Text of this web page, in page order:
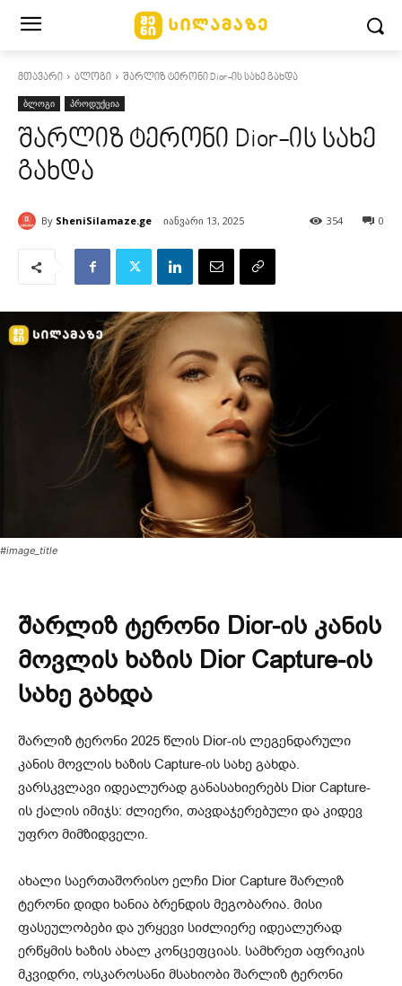
მთავარი ბლოგი შარლიზ ტერონი Dior-ის სახე გახდა
ბლოგი პროდუქცია
შარლიზ ტერონი Dior-ის სახე
გახდა
By SheniSilamaze.ge იანვარი 13, 2025 0
354
#image_title
შარლიზ ტერონი Dior-ის კანის
მოვლის ხაზის Dior Capture-ის
სახე გახდა
შარლიზ ტერონი 2025 წლის Dior-ის ლეგენდარული
კანის მოვლის ხაზის Capture-ის სახე გახდა.
ვარსკვლავი იდეალურად განასახიერებს Dior Capture-
ის ქალის იმიჯს: ძლიერი, თავდაჯერებული და კიდევ
უფრო მიმზიდველი.
ახალი საერთაშორისო ელჩი Dior Capture შარლიზ
ტერონი დიდი ხანია ბრენდის მეგობარია. მისი
ფასეულობები და ურყევი სიძლიერე იდეალურად
ერწყმის ხაზის ახალ კონცეფციას. სამხრეთ აფრიკის
მკვიდრი, ოსკაროსანი მსახიობი შარლიზ ტერონი